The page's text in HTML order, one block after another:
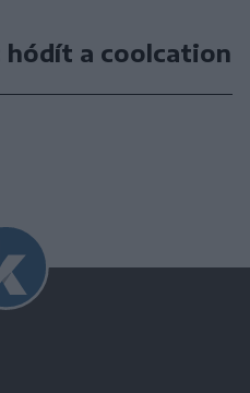
a coolcation